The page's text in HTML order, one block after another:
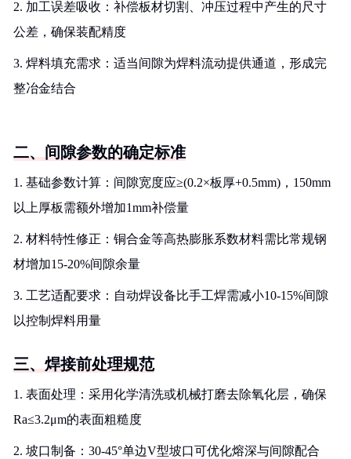
2. 加工误差吸收：补偿板材切割、冲压过程中产生的尺寸
公差，确保装配精度
3. 焊料填充需求：适当间隙为焊料流动提供通道，形成完
整冶金结合
二、间隙参数的确定标准
1. 基础参数计算：间隙宽度应≥(0.2×板厚+0.5mm)，150mm
以上厚板需额外增加1mm补偿量
2. 材料特性修正：铜合金等高热膨胀系数材料需比常规钢
材增加15-20%间隙余量
3. 工艺适配要求：自动焊设备比手工焊需减小10-15%间隙
以控制焊料用量
三、焊接前处理规范
1. 表面处理：采用化学清洗或机械打磨去除氧化层，确保
Ra≤3.2μm的表面粗糙度
2. 坡口制备：30-45°单边V型坡口可优化熔深与间隙配合